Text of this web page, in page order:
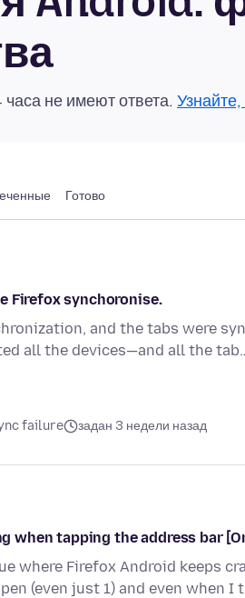
не имеют ответа. Узнайте,
Готово
Firefox synchoronise.
and the tabs were
all the devices—and all the
failure задан 3 недели назад
when tapping the address bar
where Firefox Android keeps
(even just 1) and even when I